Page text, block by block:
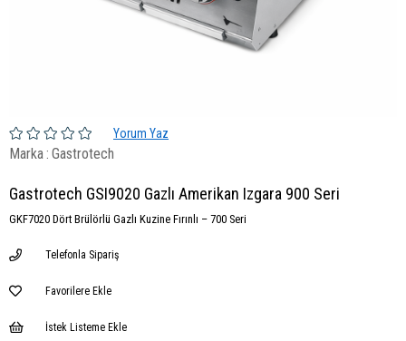
Yorum Yaz
Marka: Gastrotech
Gastrotech GSI9020 Gazlı Amerikan Izgara 900 Seri
GKF7020 Dört Brülörlü Gazlı Kuzine Fırınlı – 700 Seri
Telefonla Sipariş
Favorilere Ekle
İstek Listeme Ekle